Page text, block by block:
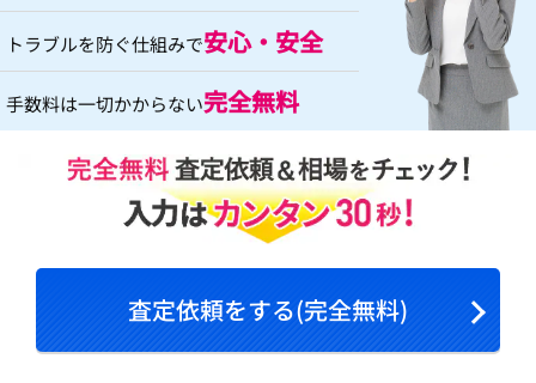
トラブルを防ぐ仕組みで安心・安全
手数料は一切かからない完全無料
査定依頼をする(完全無料)